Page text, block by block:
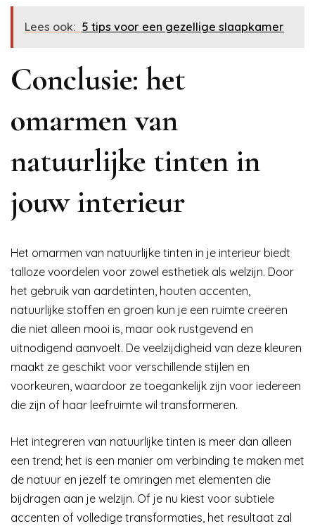
Lees ook: 5 tips voor een gezellige slaapkamer
Conclusie: het
omarmen van
natuurlijke tinten in
jouw interieur
Het omarmen van natuurlijke tinten in je interieur biedt
talloze voordelen voor zowel esthetiek als welzijn. Door
het gebruik van aardetinten, houten accenten,
natuurlijke stoffen en groen kun je een ruimte creëren
die niet alleen mooi is, maar ook rustgevend en
uitnodigend aanvoelt. De veelzijdigheid van deze kleuren
maakt ze geschikt voor verschillende stijlen en
voorkeuren, waardoor ze toegankelijk zijn voor iedereen
die zijn of haar leefruimte wil transformeren.
Het integreren van natuurlijke tinten is meer dan alleen
een trend; het is een manier om verbinding te maken met
de natuur en jezelf te omringen met elementen die
bijdragen aan je welzijn. Of je nu kiest voor subtiele
accenten of volledige transformaties, het resultaat zal